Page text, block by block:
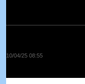
10/04/25 08:55